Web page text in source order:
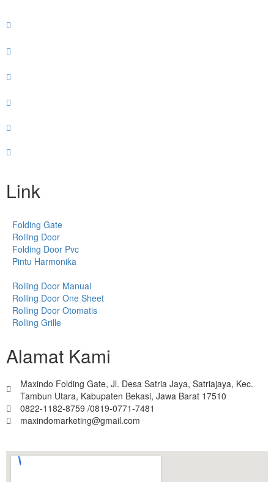
Link
Folding Gate
Rolling Door
Folding Door Pvc
Pintu Harmonika
Rolling Door Manual
Rolling Door One Sheet
Rolling Door Otomatis
Rolling Grille
Alamat Kami
Maxindo Folding Gate, Jl. Desa Satria Jaya, Satriajaya, Kec.
Tambun Utara, Kabupaten Bekasi, Jawa Barat 17510
0822-1182-8759 /0819-0771-7481
maxindomarketing@gmail.com